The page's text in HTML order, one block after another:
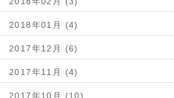
2018年01月 (4)
2017年12月 (6)
2017年11月 (4)
2017年10月 (10)